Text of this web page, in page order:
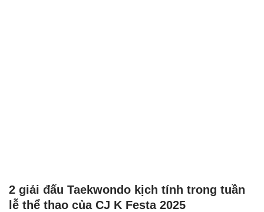
2 giải đấu Taekwondo kịch tính trong tuần
lễ thể thao của CJ K Festa 2025